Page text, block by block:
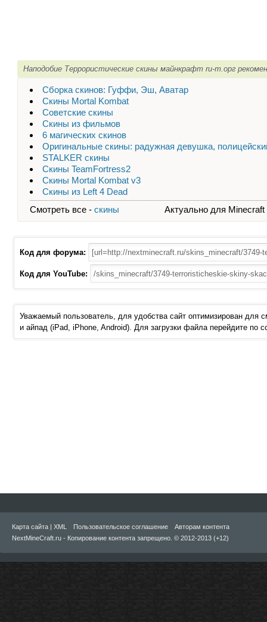
Наподобие Террористические скины майнкрафт ru-m.орг
Сборка скинов: Гуффи, Эш, Аватар
Скины Mortal Kombat
Советские скины
Скины из фильмов
6 магических скинов
Оригинальные скины: радужная девушка,
STALKER скины
Скины TeamFortress2
Скины Mortal Kombat v3
Скины из Left 4 Dead
Смотреть все - скины Актуально для
Код для форума:
Код для YouTube:
Уважаемый пользователь, для удобства сайт оптимизирован для
и айпад (iPad, iPhone, Android). Для загрузки файла перейдите по
Карта сайта | XML Пользовательское соглашение
Авторам контента
NextMineCraft.ru - Копирование контента запрещено. © 2012-2013 (+12)